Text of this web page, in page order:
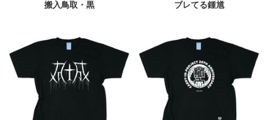
搬入鳥取・黒 ブレてる鍾馗